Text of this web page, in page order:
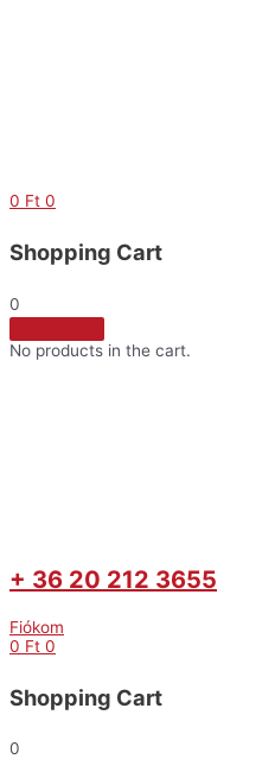
0 Ft 0
Shopping Cart
0
No products in the cart.
+ 36 20 212 3655
Fiókom
0 Ft 0
Shopping Cart
0